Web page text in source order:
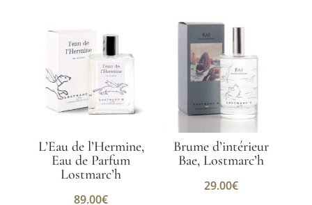
L’Eau de l’Hermine,
Eau de Parfum
Lostmarc’h
89.00€
Brume d’intérieur
Bae, Lostmarc’h
29.00€